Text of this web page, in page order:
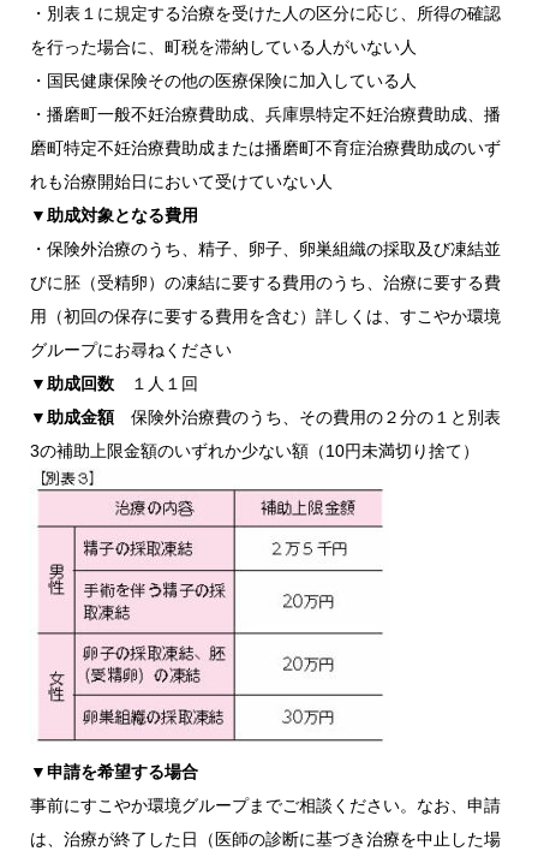
・別表１に規定する治療を受けた人の区分に応じ、所得の確認
を行った場合に、町税を滞納している人がいない人
・国民健康保険その他の医療保険に加入している人
・播磨町一般不妊治療費助成、兵庫県特定不妊治療費助成、播
磨町特定不妊治療費助成または播磨町不育症治療費助成のいず
れも治療開始日において受けていない人
▼助成対象となる費用
・保険外治療のうち、精子、卵子、卵巣組織の採取及び凍結並
びに胚（受精卵）の凍結に要する費用のうち、治療に要する費
用（初回の保存に要する費用を含む）詳しくは、すこやか環境
グループにお尋ねください
▼助成回数 １人１回
▼助成金額保険外治療費のうち、その費用の２分の１と別表
3の補助上限金額のいずれか少ない額（10円未満切り捨て）
▼申請を希望する場合
事前にすこやか環境グループまでご相談ください。なお、申請
は、治療が終了した日（医師の診断に基づき治療を中止した場